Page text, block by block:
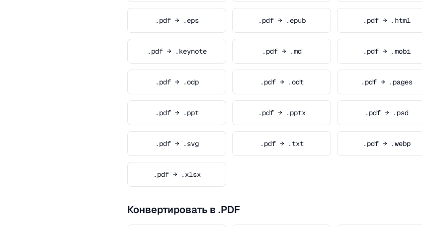
.pdf → .eps .pdf → .epub .pdf → .html
.pdf → .keynote .pdf → .md .pdf → .mobi
.pdf → .odp .pdf → .odt .pdf → .pages
.pdf → .ppt .pdf → .pptx .pdf → .psd
.pdf → .svg .pdf → .txt .pdf → .webp
.pdf → .xlsx
Конвертировать в .PDF